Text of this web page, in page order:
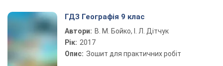
ГДЗ Географія 9 клас
Автори: В. М. Бойко, І. Л. Дітчук
Рік: 2017
Опис: Зошит для практичних робіт